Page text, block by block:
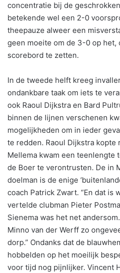
concentratie bij de
betekende wel een 2-0
theepauze alweer een
geen moeite om de 3-0 op het,
scorebord te zetten.
In de tweede helft kreeg
ondankbare taak om iets te
ook Raoul Dijkstra en Bard
binnen de lijnen verschenen
mogelijkheden om in ieder
te redden. Raoul Dijkstra kopte
Mellema kwam een teenlengte
de Boer te verontrusten. De in
doelman is de enige
coach Patrick Zwart. “En dat is
vertelde clubman Pieter
Sienema was het net
Minno van der Werff zo
dorp.” Ondanks dat de
hobbelden op het moeilijk
voor tijd nog pijnlijker. Vincent